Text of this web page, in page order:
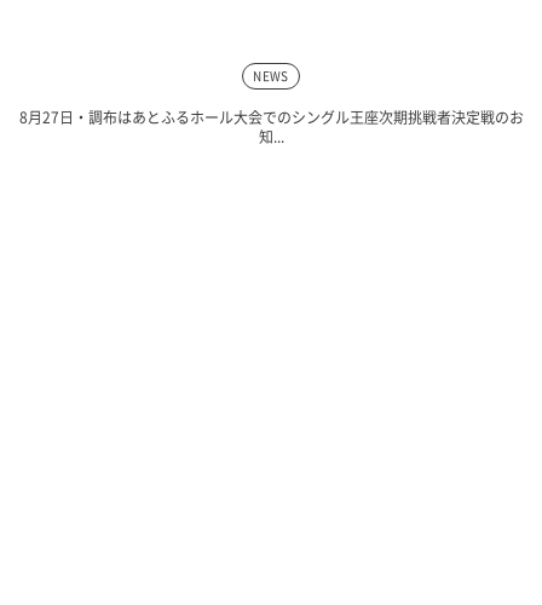
NEWS
8月27日・調布はあとふるホール大会でのシングル王座次期挑戦者決定戦のお
知...